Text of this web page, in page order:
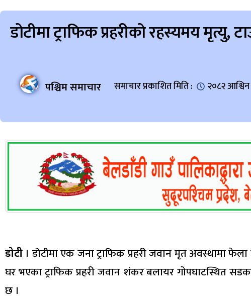
डोटीमा ट्राफिक प्रहरीको रहस्यमय
पश्चिम समाचार समाचार प्रकाशित मिति : २०८२
डोटी । डोटीमा एक जना ट्राफिक प्रहरी जवान मृत अवस्थामा
घर भएका ट्राफिक प्रहरी जवान शंकर बलायर गोपघाटस्थित
छ ।